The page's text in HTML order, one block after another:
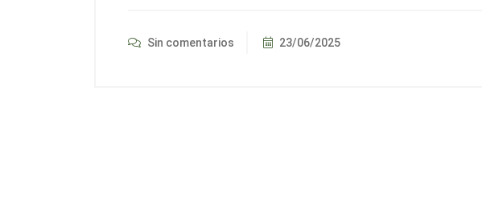
Sin comentarios 23/06/2025